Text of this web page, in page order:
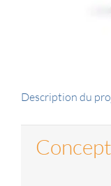
Description du